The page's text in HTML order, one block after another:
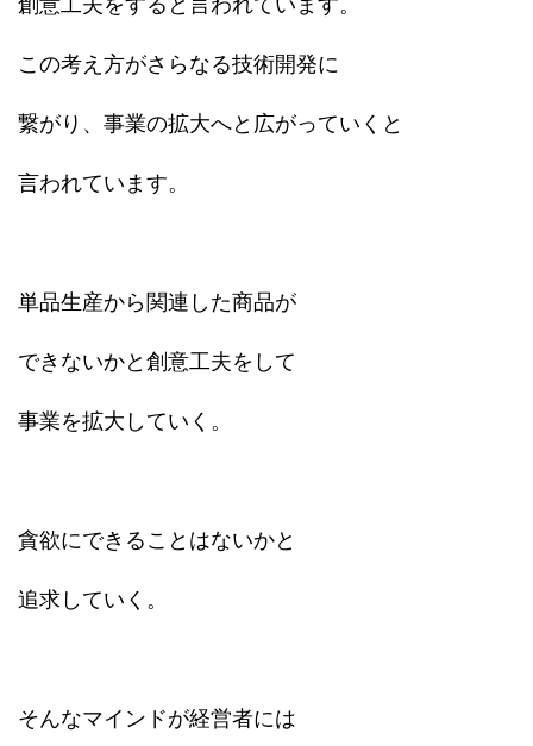
この考え方がさらなる技術開発に
繋がり、事業の拡大へと広がっていくと
言われています。
単品生産から関連した商品が
できないかと創意工夫をして
事業を拡大していく。
貪欲にできることはないかと
追求していく。
そんなマインドが経営者には